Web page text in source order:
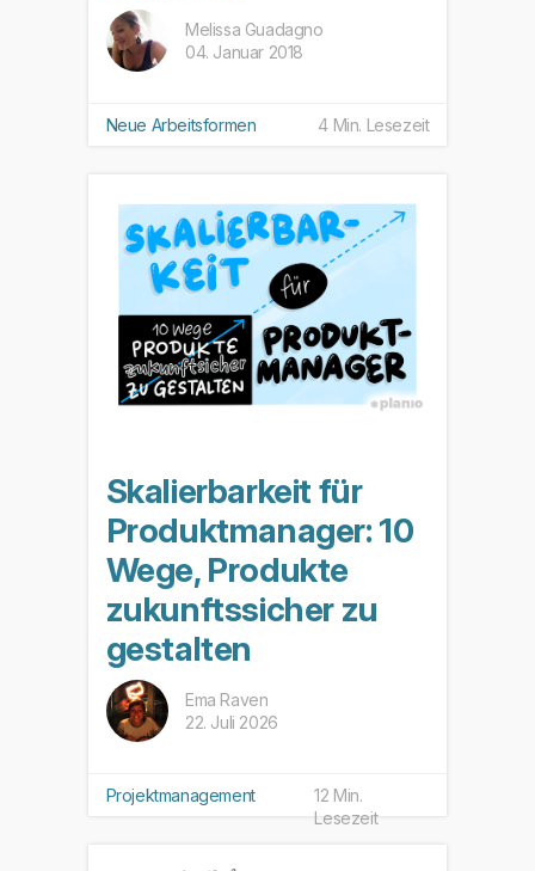
Melissa Guadagno
04. Januar 2018
Neue Arbeitsformen 4 Min. Lesezeit
Skalierbarkeit für
Produktmanager: 10
Wege, Produkte
zukunftssicher zu
gestalten
Ema Raven
22. Juli 2026
Projektmanagement
12 Min.
Lesezeit